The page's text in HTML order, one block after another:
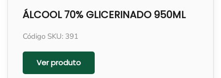
ÁLCOOL 70% GLICERINADO 950ML
Código SKU: 391
Ver produto